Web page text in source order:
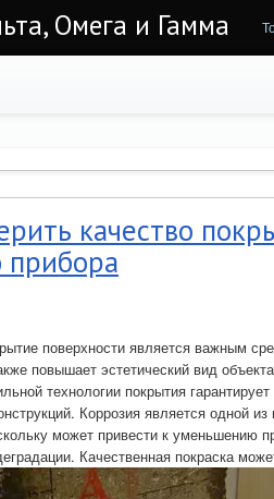
Омега и Гамма
качество
поверхности является важным
повышает эстетический вид
технологии покрытия
Коррозия является одной
может привести к уменьшению
Качественная покраска